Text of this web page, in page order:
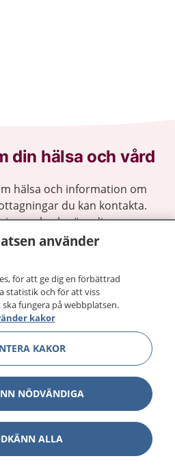
din hälsa och vård
hälsa och information om
du kan kontakta.
journal och göra dina
1177 för
runt.
Visa
Visa
Visa
använder
för att ge dig en förbättrad
statistik och för att viss
fungera på webbplatsen.
kakor
KAKOR
NÖDVÄNDIGA
ALLA